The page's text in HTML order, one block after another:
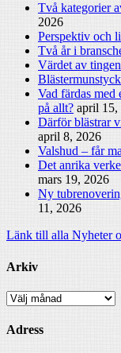
Två kategorier
2026
Perspektiv och
Två år i
Värdet av tingen
Vad färdas med
på allt? april 15,
Därför blästrar
april 8, 2026
Valshud – får
Det anrika
mars 19, 2026
Ny
11, 2026
Länk till alla Nyheter
Arkiv
Arkiv
Adress